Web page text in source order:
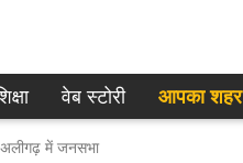
वेब स्टोरी आपका शहर
में जनसभा